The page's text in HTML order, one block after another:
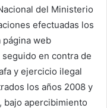
del Ministerio
efectuadas los
página web
en contra de
y ejercicio ilegal
los años 2008 y
bajo apercibimiento